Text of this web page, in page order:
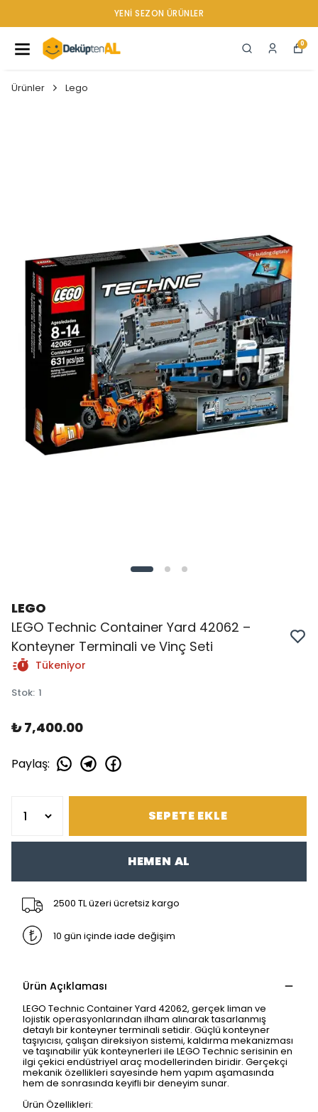
YENI SEZON ÜRÜNLER
0
Ürünler Lego
LEGO
LEGO Technic Container Yard 42062 –
Konteyner Terminali ve Vinç Seti
Tükeniyor
Stok: 1
₺ 7,400.00
Paylaş:
SEPETE EKLE
HEMEN AL
2500 TL üzeri ücretsiz kargo
10 gün içinde iade değişim
Ürün Açıklaması
LEGO Technic Container Yard 42062, gerçek liman ve
lojistik operasyonlarından ilham alınarak tasarlanmış
detaylı bir konteyner terminali setidir. Güçlü konteyner
taşıyıcısı, çalışan direksiyon sistemi, kaldırma mekanizması
ve taşınabilir yük konteynerleri ile LEGO Technic serisinin en
ilgi çekici endüstriyel araç modellerinden biridir. Gerçekçi
mekanik özellikleri sayesinde hem yapım aşamasında
hem de sonrasında keyifli bir deneyim sunar.
Ürün Özellikleri: